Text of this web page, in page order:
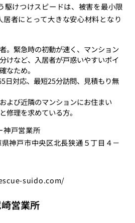
駆けつけスピードは、被害を最小限
者にとって大きな安心材料となり
。緊急時の初動が速く、マンション
けなど、入居者が戸惑いやすいポイ
なため。
日対応、最短25分訪問、見積もり無
よび近隣のマンションにお住まい
修理を求めている方。
神戸営業所
神戸市中央区北長狭通５丁目４－
suido.com/
営業所